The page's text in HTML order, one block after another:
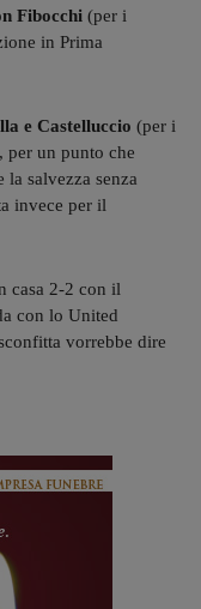
Fibocchi (per i
in Prima
e Castelluccio (per i
per un punto che
salvezza senza
invece per il
casa 2-2 con il
con lo United
vorrebbe dire